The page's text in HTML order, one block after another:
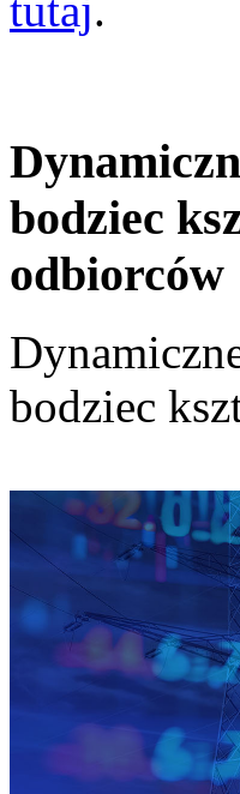
tutaj.
bodziec
odbiorców
bodziec